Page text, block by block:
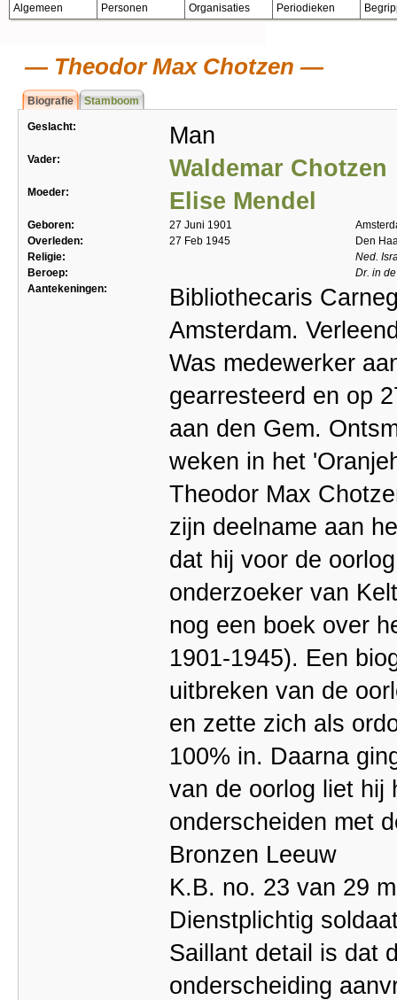
Algemeen Personen Organisaties Periodieken
Theodor Max Chotzen
Biografie Stamboom
Geslacht: Man
Vader: Waldemar Chotzen
Moeder: Elise Mendel
Geboren: 27 Juni 1901
Overleden:
27 Feb 1945
Den
Religie:
Ned.
Beroep:
Dr. in
Aantekeningen:
Bibliothecaris
Amsterdam.
Was medewerker
gearresteerd en op
aan den Gem.
weken in het
Theodor Max
zijn deelname aan
dat hij voor de
onderzoeker van
nog een boek over
1901-1945). Een
uitbreken van de
en zette zich als
100% in. Daarna
van de oorlog liet hij
onderscheiden met
Bronzen Leeuw
K.B. no. 23 van 29
Dienstplichtig
Saillant detail is dat
onderscheiding